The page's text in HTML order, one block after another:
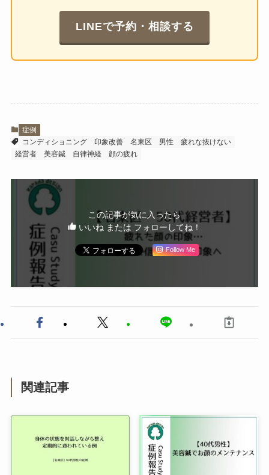
LINEで予約・相談する
症例
コンディショニング
印象改善 名東区 男性
疲れな抜けない
経営者
美容鍼 自律神経 顔の疲れ
この記事が気に入ったら
いいね または フォローしてね！
Follow Me
関連記事